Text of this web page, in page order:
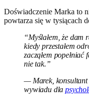
Doświadczenie Marka to
powtarza się w tysiącach
“Myślałem, że dam
kiedy przestałem
zacząłem popełniać
nie tak.”
— Marek, konsultant
wywiadu dla